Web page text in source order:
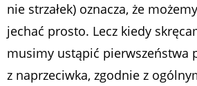
nie strzałek) oznacza, że
jechać prosto. Lecz kiedy
musimy ustąpić pierwszeństwa
z naprzeciwka, zgodnie z